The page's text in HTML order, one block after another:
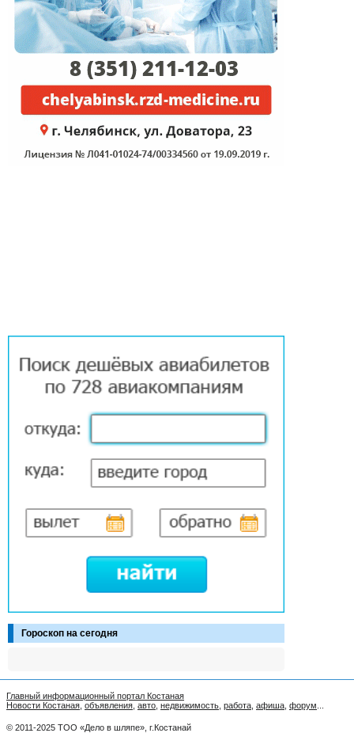
Гороскоп на сегодня
Главный информационный портал Костаная
Новости Костаная объявления авто недвижимость работа афиша форум
© 2011-2025 ТОО «Дело в шляпе», г.Костанай